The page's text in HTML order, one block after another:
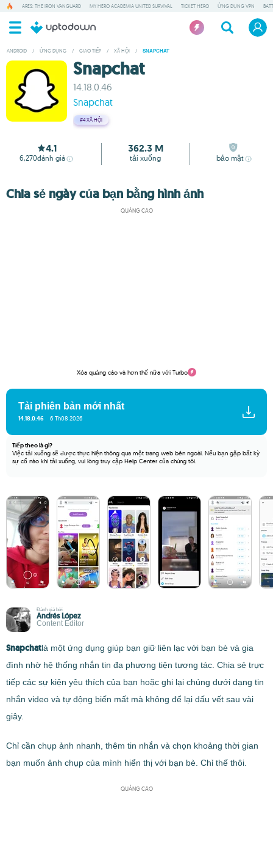
ARES: THE IRON VANGUARD MY HERO ACADEMIA UNITED SURVIVAL TICKET HERO ỨNG DỤNG VPN
ANDROID / ỨNG DỤNG / GIAO TIẾP / XÃ HỘI / SNAPCHAT
Snapchat
14.18.0.46
Snapchat
#4XÃ HỘI
4.1
6,270đánh giá
362.3 M
tải xuống bảo mật
Chia sẻ ngày của bạn bằng hình ảnh
QUẢNG CÁO
Xóa quảng cáo và hơn thế nữa với Turbo
Tải phiên bản mới nhất
14.18.0.46 6 Th08 2026
Tiếp theo là gì?
Việc tải xuống sẽ được thực hiện thông qua một trang web bên ngoài. Nếu bạn gặp bất kỳ
sự cố nào khi tải xuống, vui lòng truy cập Help Center của chúng tôi.
Đánh giá bởi
Andrés López
Content Editor
Snapchatlà một ứng dụng giúp bạn giữ liên lạc với bạn bè và gia
đình nhờ hệ thống nhắn tin đa phương tiện tương tác. Chia sẻ trực
tiếp các sự kiện yêu thích của bạn hoặc ghi lại chúng dưới dạng tin
nhắn video và tự động biến mất mà không để lại dấu vết sau vài
giây.
Chỉ cần chụp ảnh nhanh, thêm tin nhắn và chọn khoảng thời gian
bạn muốn ảnh chụp của mình hiển thị với bạn bè. Chỉ thế thôi.
QUẢNG CÁO